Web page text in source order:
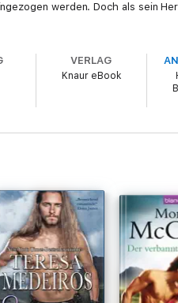
werden. Doch als sein
VERLAG
Knaur eBook